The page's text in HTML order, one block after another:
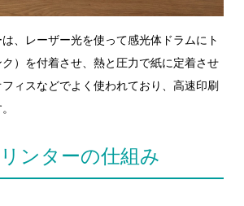
、レーザー光を使って感光体ドラムにト
）を付着させ、熱と圧力で紙に定着させ
ィスなどでよく使われており、高速印刷
ンターの仕組み